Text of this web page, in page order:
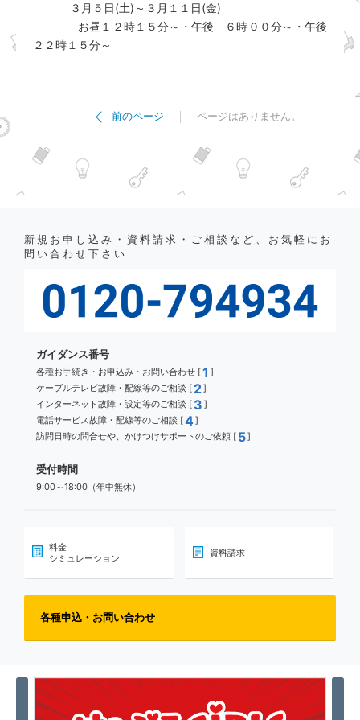
３月５日(土)～３月１１日(金)
お昼１２時１５分～・午後 ６時００分～・午後
２２時１５分～
前のページ ページはありません。
新規お申し込み・資料請求・ご相談など、お気軽にお
問い合わせ下さい
ガイダンス番号
各種お手続き・お申込み・お問い合わせ [1 ]
ケーブルテレビ故障・配線等のご相談 [ 2]
インターネット故障・設定等のご相談 [ 3 ]
電話サービス故障・配線等のご相談 [4]
訪問日時の問合せや、かけつけサポートのご依頼 [ 5]
受付時間
9:00～18:00（年中無休）
料金
シミュレーション
資料請求
各種申込・お問い合わせ